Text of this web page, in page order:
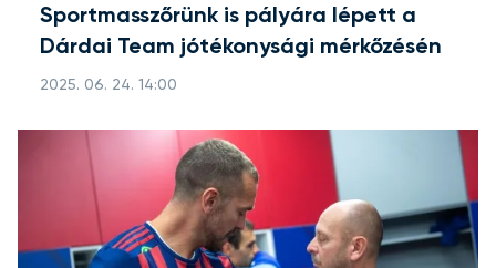
Sportmasszőrünk is pályára lépett a
Dárdai Team jótékonysági mérkőzésén
2025. 06. 24. 14:00